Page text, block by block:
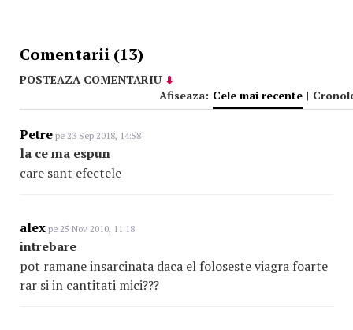
Comentarii (13)
POSTEAZA COMENTARIU
Afiseaza: Cele mai recente |
Petre pe 23 Sep 2018, 14:58
la ce ma espun
care sant efectele
alex pe 25 Nov 2010, 11:18
intrebare
pot ramane insarcinata daca el foloseste viagra foarte
rar si in cantitati mici???